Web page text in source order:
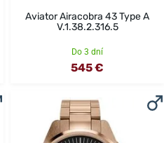
Aviator Airacobra 43 Type A
V.1.38.2.316.5
Do 3 dní
545 €